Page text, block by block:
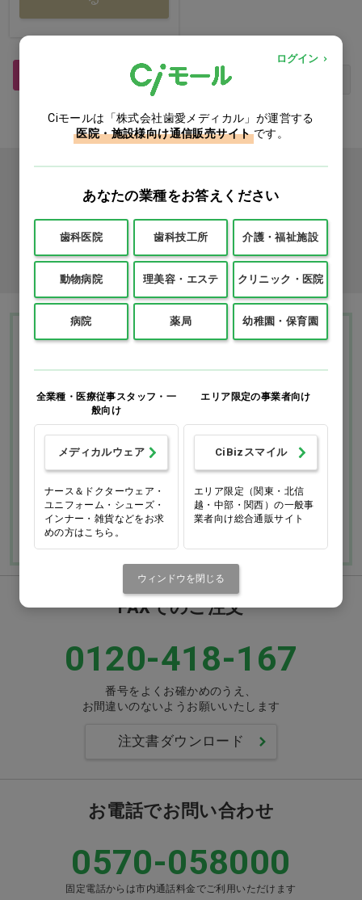
前へ 次へ
商品コード入力でクイックオーダー
Ciモール ウェブ通販のご利用ガイド・ヘル
お支払いについて
返品・交換につい
て
修理・保証につい
て
よくあるご質問
ご利用ガイドを詳しく見
る
FAXでのご注文
0120-418-167
番号をよくお確かめのうえ、
お間違いのないようお願いいたします
注文書ダウンロード
お電話でお問い合わせ
0570-058000
固定電話からは市内通話料金でご利用いただけます
ログイン
Ciモールは「株式会社歯愛メディカル」が運営する
医院・施設様向け通信販売サイト です。
あなたの業種をお答えください
歯科医院 歯科技工所 介護・福祉施設
動物病院 理美容・エステ クリニック・医院
病院 薬局 幼稚園・保育園
全業種・医療従事スタッフ・一
般向け
メディカルウェア
ナース＆ドクターウェア・
ユニフォーム・シューズ・
インナー・雑貨などをお求
めの方はこちら。
エリア限定の事業者向け
CiBizスマイル
エリア限定（関東・北信
越・中部・関西）の一般事
業者向け総合通販サイト
ウィンドウを閉じる